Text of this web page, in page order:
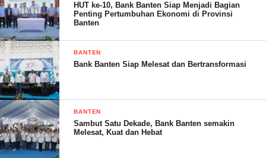
K UPTD Puskesmas Antar Berak Popi Eliza S,tr.KeB.
HUT ke-10, Bank Banten Siap Menjadi Bagian
Penting Pertumbuhan Ekonomi di Provinsi
Banten
BANTEN
Bank Banten Siap Melesat dan Bertransformasi
BANTEN
Sambut Satu Dekade, Bank Banten semakin
Melesat, Kuat dan Hebat